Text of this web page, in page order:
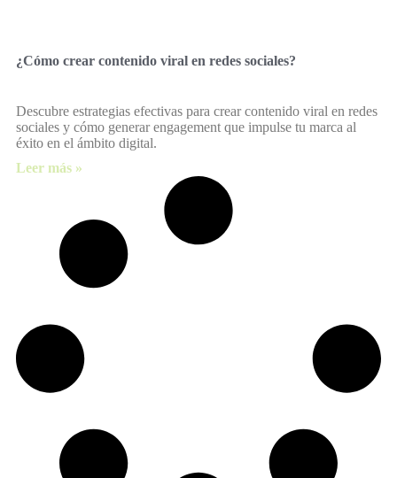
¿Cómo crear contenido viral en redes sociales?
Descubre estrategias efectivas para crear contenido viral en redes
sociales y cómo generar engagement que impulse tu marca al
éxito en el ámbito digital.
Leer más »